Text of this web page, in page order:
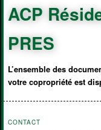
ACP
PRES
L’ensemble des
votre copropriété est
CONTACT